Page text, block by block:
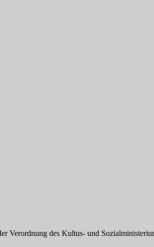
Verordnung des Kultus- und